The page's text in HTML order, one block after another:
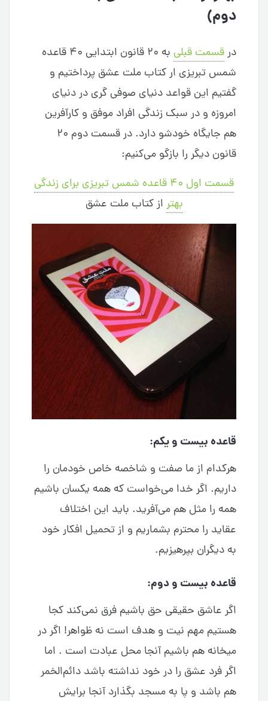
دوم)
درقسمت قبلی
به ۲۰ قانون ابتدایی ۴۰ قاعده
شمس تبریزی ار کتاب ملت عشق پرداختیم و
گفتیم این قواعد دنیای صوفی گری در دنیای
امروزه و در سبک زندگی افراد موفق و کارآفرین
هم جایگاه خودشو دارد. در قسمت دوم ۲۰
قانون دیگر را بازگو می‌کنیم:
قسمت اول ۴۰ قاعده شمس تبریزی برای زندگی
بهتر از کتاب ملت عشق
قاعده بیست و یکم:
هرکدام از ما صفت و شاخصه خاص خودمان را
داریم. اگر خدا می‌خواست که همه یکسان باشیم
همه را مثل هم می‌آفرید. باید این اختلاف
عقاید را محترم بشماریم و از تحمیل افکار خود
به دیگران بپرهیزیم.
قاعده بیست و دوم:
اگر عاشق حقیقی حق باشیم فرق نمی‌کند کجا
هستیم مهم نیت و هدف است نه ظواهر! اگر در
میخانه هم باشیم آنجا محل عبادت است . اما
اگر فرد عشق را در خود نداشته باشد دائم‌الخمر
هم باشد و پا به مسجد بگذارد آنجا برایش